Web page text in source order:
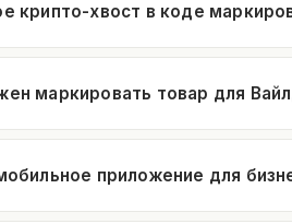
крипто-хвост в коде
маркировать товар для
приложение для